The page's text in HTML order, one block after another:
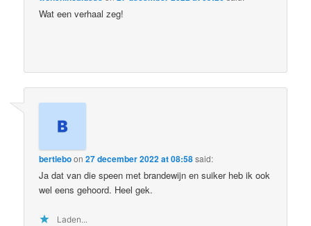
Wat een verhaal zeg!
bertieboon27 december 2022 at 08:58said:
Ja dat van die speen met brandewijn en suiker heb ik ook
wel eens gehoord. Heel gek.
Laden...